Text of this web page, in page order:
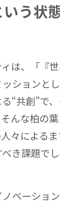
う状
は、「『世
ションと
“共創”で
んな柏の
々による
き課題でし
ベーショ